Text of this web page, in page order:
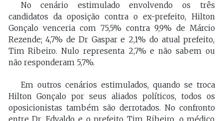
No cenário estimulado envolvendo os três
candidatos da oposição contra o ex-prefeito, Hilton
Gonçalo venceria com 75,5% contra 9,9% de Márcio
Rezende; 4,7% de Dr Gaspar e 2,1% do atual prefeito,
Tim Ribeiro. Nulo representa 2,7% e não sabem ou
não responderam 5,7%.
Em outros cenários estimulados, quando se troca
Hilton Gonçalo por seus aliados políticos, todos os
oposicionistas também são derrotados. No confronto